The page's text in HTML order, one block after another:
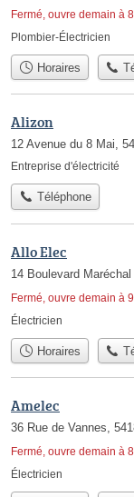
Fermé, ouvre demain à
Plombier-Électricien
Horaires
Alizon
12 Avenue du 8 Mai,
Entreprise d'électricité
Téléphone
Allo Elec
14 Boulevard
Fermé, ouvre demain à
Électricien
Horaires
Amelec
36 Rue de Vannes,
Fermé, ouvre demain à
Électricien